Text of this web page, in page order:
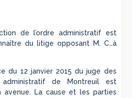
de l’ordre administratif est
du litige opposant M. C…à
du 12 janvier 2015 du juge des
de Montreuil est
La cause et les parties